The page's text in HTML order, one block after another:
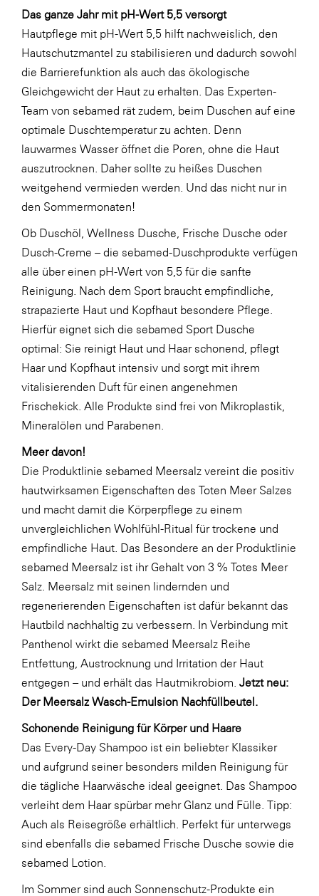
Das ganze Jahr mit pH-Wert 5,5 versorgt
Hautpflege mit pH-Wert 5,5 hilft nachweislich, den
Hautschutzmantel zu stabilisieren und dadurch sowohl
die Barrierefunktion als auch das ökologische
Gleichgewicht der Haut zu erhalten. Das Experten-
Team von sebamed rät zudem, beim Duschen auf eine
optimale Duschtemperatur zu achten. Denn
lauwarmes Wasser öffnet die Poren, ohne die Haut
auszutrocknen. Daher sollte zu heißes Duschen
weitgehend vermieden werden. Und das nicht nur in
den Sommermonaten!
Ob Duschöl, Wellness Dusche, Frische Dusche oder
Dusch-Creme – die sebamed-Duschprodukte verfügen
alle über einen pH-Wert von 5,5 für die sanfte
Reinigung. Nach dem Sport braucht empfindliche,
strapazierte Haut und Kopfhaut besondere Pflege.
Hierfür eignet sich die sebamed Sport Dusche
optimal: Sie reinigt Haut und Haar schonend, pflegt
Haar und Kopfhaut intensiv und sorgt mit ihrem
vitalisierenden Duft für einen angenehmen
Frischekick. Alle Produkte sind frei von Mikroplastik,
Mineralölen und Parabenen.
Meer davon!
Die Produktlinie sebamed Meersalz vereint die positiv
hautwirksamen Eigenschaften des Toten Meer Salzes
und macht damit die Körperpflege zu einem
unvergleichlichen Wohlfühl-Ritual für trockene und
empfindliche Haut. Das Besondere an der Produktlinie
sebamed Meersalz ist ihr Gehalt von 3 % Totes Meer
Salz. Meersalz mit seinen lindernden und
regenerierenden Eigenschaften ist dafür bekannt das
Hautbild nachhaltig zu verbessern. In Verbindung mit
Panthenol wirkt die sebamed Meersalz Reihe
Entfettung, Austrocknung und Irritation der Haut
entgegen – und erhält das Hautmikrobiom. Jetzt neu:
Der Meersalz Wasch-Emulsion Nachfüllbeutel.
Schonende Reinigung für Körper und Haare
Das Every-Day Shampoo ist ein beliebter Klassiker
und aufgrund seiner besonders milden Reinigung für
die tägliche Haarwäsche ideal geeignet. Das Shampoo
verleiht dem Haar spürbar mehr Glanz und Fülle. Tipp:
Auch als Reisegröße erhältlich. Perfekt für unterwegs
sind ebenfalls die sebamed Frische Dusche sowie die
sebamed Lotion.
Im Sommer sind auch Sonnenschutz-Produkte ein